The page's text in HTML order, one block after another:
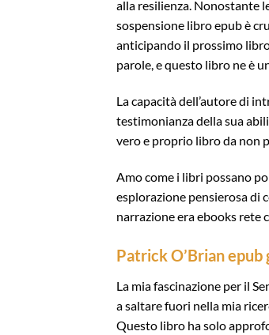
alla resilienza. Nonostante
sospensione libro epub è
anticipando il prossimo
parole, e questo libro ne è
La capacità dell’autore di
testimonianza della sua
vero e proprio libro da non
Amo come i libri possano
esplorazione pensierosa di
narrazione era ebooks rete
Patrick O’Brian epub
La mia fascinazione per il
a saltare fuori nella mia
Questo libro ha solo